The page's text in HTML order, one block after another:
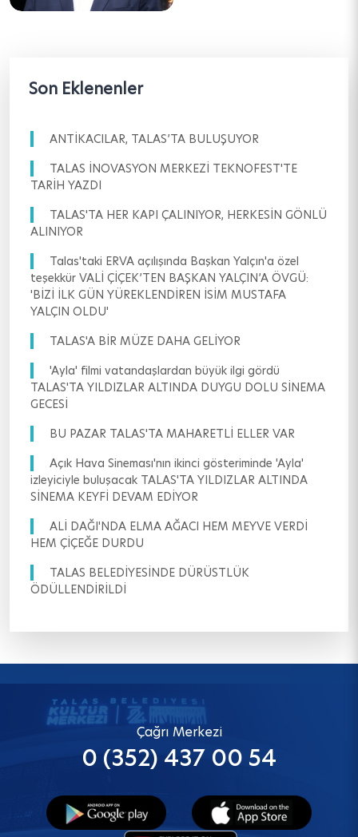
Son Eklenenler
ANTİKACILAR, TALAS’TA BULUŞUYOR
TALAS İNOVASYON MERKEZİ TEKNOFEST'TE
TARİH YAZDI
TALAS'TA HER KAPI ÇALINIYOR, HERKESİN GÖNLÜ
ALINIYOR
Talas'taki ERVA açılışında Başkan Yalçın'a özel
teşekkür VALİ ÇİÇEK’TEN BAŞKAN YALÇIN’A ÖVGÜ:
'BİZİ İLK GÜN YÜREKLENDİREN İSİM MUSTAFA
YALÇIN OLDU'
TALAS'A BİR MÜZE DAHA GELİYOR
'Ayla' filmi vatandaşlardan büyük ilgi gördü
TALAS'TA YILDIZLAR ALTINDA DUYGU DOLU SİNEMA
GECESİ
BU PAZAR TALAS'TA MAHARETLİ ELLER VAR
Açık Hava Sineması'nın ikinci gösteriminde 'Ayla'
izleyiciyle buluşacak TALAS'TA YILDIZLAR ALTINDA
SİNEMA KEYFİ DEVAM EDİYOR
ALİ DAĞI'NDA ELMA AĞACI HEM MEYVE VERDİ
HEM ÇİÇEĞE DURDU
TALAS BELEDİYESİNDE DÜRÜSTLÜK
ÖDÜLLENDİRİLDİ
Çağrı Merkezi
0 (352) 437 00 54